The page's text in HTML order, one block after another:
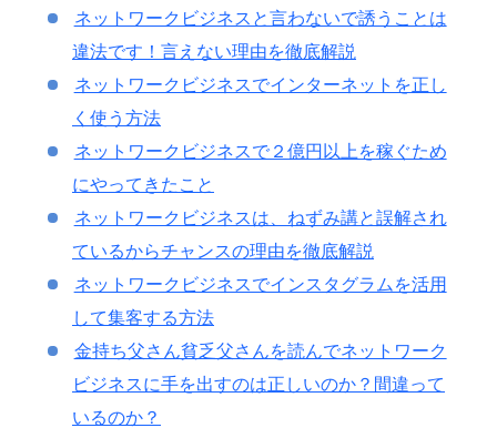
ネットワークビジネスと言わないで誘うことは
違法です！言えない理由を徹底解説
ネットワークビジネスでインターネットを正し
く使う方法
ネットワークビジネスで２億円以上を稼ぐため
にやってきたこと
ネットワークビジネスは、ねずみ講と誤解され
ているからチャンスの理由を徹底解説
ネットワークビジネスでインスタグラムを活用
して集客する方法
金持ち父さん貧乏父さんを読んでネットワーク
ビジネスに手を出すのは正しいのか？間違って
いるのか？